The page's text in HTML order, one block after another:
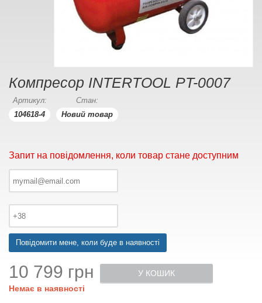
Компресор INTERTOOL PT-0007
Артикул:
104618-4
Стан:
Новий товар
Запит на повідомлення, коли товар стане доступним
Повідомити мене, коли буде в наявності
10 799 грн
Немає в наявності
У КОШИК